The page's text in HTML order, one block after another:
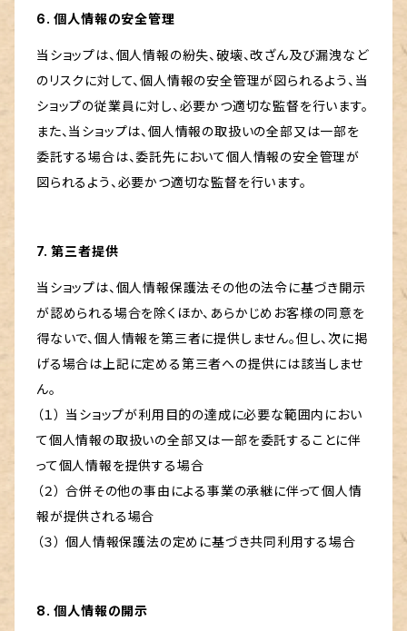
6. 個人情報の安全管理
当ショップは、個人情報の紛失、破壊、改ざん及び漏洩など
のリスクに対して、個人情報の安全管理が図られるよう、当
ショップの従業員に対し、必要かつ適切な監督を行います。
また、当ショップは、個人情報の取扱いの全部又は一部を
委託する場合は、委託先において個人情報の安全管理が
図られるよう、必要かつ適切な監督を行います。
7. 第三者提供
当ショップは、個人情報保護法その他の法令に基づき開示
が認められる場合を除くほか、あらかじめお客様の同意を
得ないで、個人情報を第三者に提供しません。但し、次に掲
げる場合は上記に定める第三者への提供には該当しませ
ん。
（１） 当ショップが利用目的の達成に必要な範囲内におい
て個人情報の取扱いの全部又は一部を委託することに伴
って個人情報を提供する場合
（２） 合併その他の事由による事業の承継に伴って個人情
報が提供される場合
（３） 個人情報保護法の定めに基づき共同利用する場合
8. 個人情報の開示